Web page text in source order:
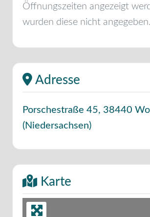
Öffnungszeiten angezeigt
wurden diese nicht angegeben.
Adresse
Porschestraße 45, 38440
(Niedersachsen)
Karte